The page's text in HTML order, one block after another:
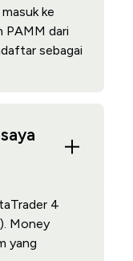
ke
PAMM dari
sebagai
4
Money
yang